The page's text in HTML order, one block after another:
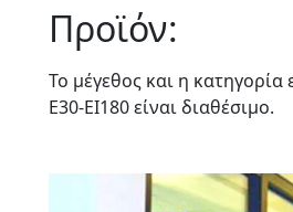
Προϊόν:
Το μέγεθος και η
E30-EI180 είναι διαθέσιμο.